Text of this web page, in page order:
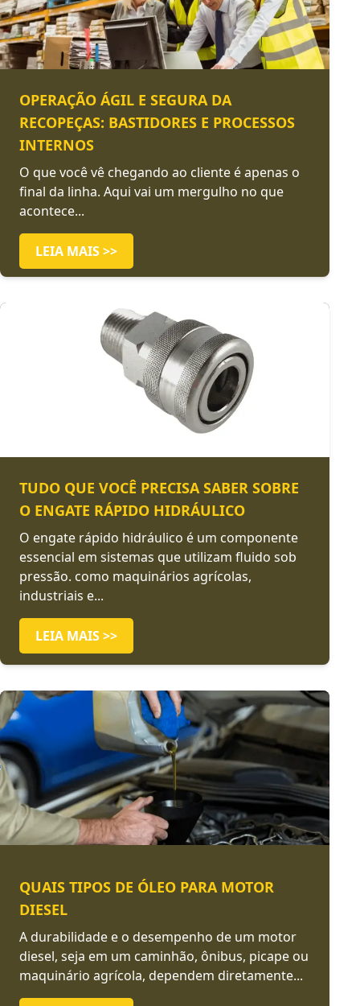
OPERAÇÃO ÁGIL E SEGURA DA
RECOPEÇAS: BASTIDORES E PROCESSOS
INTERNOS
O que você vê chegando ao cliente é apenas o
final da linha. Aqui vai um mergulho no que
acontece...
LEIA MAIS >>
TUDO QUE VOCÊ PRECISA SABER SOBRE
O ENGATE RÁPIDO HIDRÁULICO
O engate rápido hidráulico é um componente
essencial em sistemas que utilizam fluido sob
pressão. como maquinários agrícolas,
industriais e...
LEIA MAIS >>
QUAIS TIPOS DE ÓLEO PARA MOTOR
DIESEL
A durabilidade e o desempenho de um motor
diesel, seja em um caminhão, ônibus, picape ou
maquinário agrícola, dependem diretamente...